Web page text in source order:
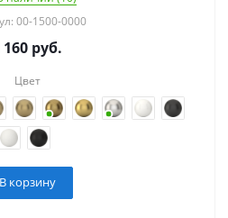
00-1500-0000
160 руб.
Цвет
В корзину